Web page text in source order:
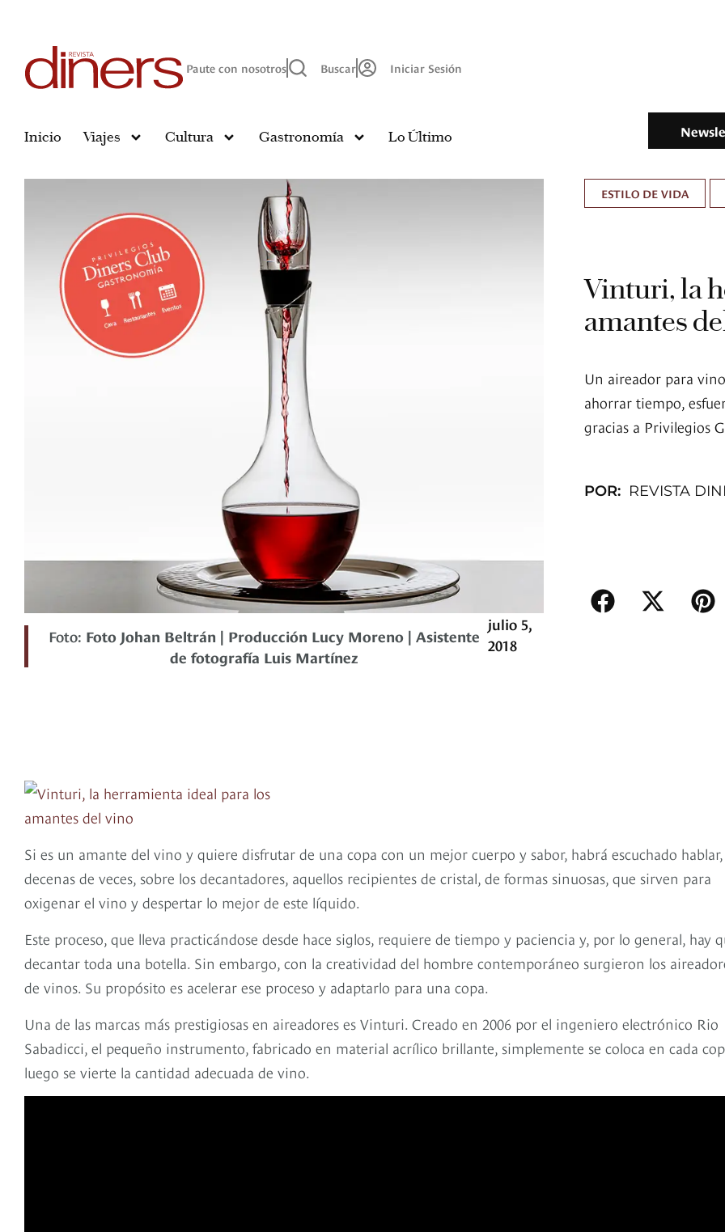
Paute con nosotros Buscar Iniciar Sesión
Inicio Viajes Cultura Gastronomía Lo Último
Foto: Foto Johan Beltrán | Producción Lucy Moreno | Asistente
de fotografía Luis Martínez
julio 5,
2018
ESTILO DE VIDA
Vinturi, la
amantes
Un aireador para
ahorrar tiempo,
gracias a Privilegios
POR: REVISTA
Si es un amante del vino y quiere disfrutar de una copa con un mejor cuerpo y sabor, habrá escuchado hablar,
decenas de veces, sobre los decantadores, aquellos recipientes de cristal, de formas sinuosas, que sirven para
oxigenar el vino y despertar lo mejor de este líquido.
Este proceso, que lleva practicándose desde hace siglos, requiere de tiempo y paciencia y, por lo general, hay
decantar toda una botella. Sin embargo, con la creatividad del hombre contemporáneo surgieron los
de vinos. Su propósito es acelerar ese proceso y adaptarlo para una copa.
Una de las marcas más prestigiosas en aireadores es Vinturi. Creado en 2006 por el ingeniero electrónico Rio
Sabadicci, el pequeño instrumento, fabricado en material acrílico brillante, simplemente se coloca en cada
luego se vierte la cantidad adecuada de vino.